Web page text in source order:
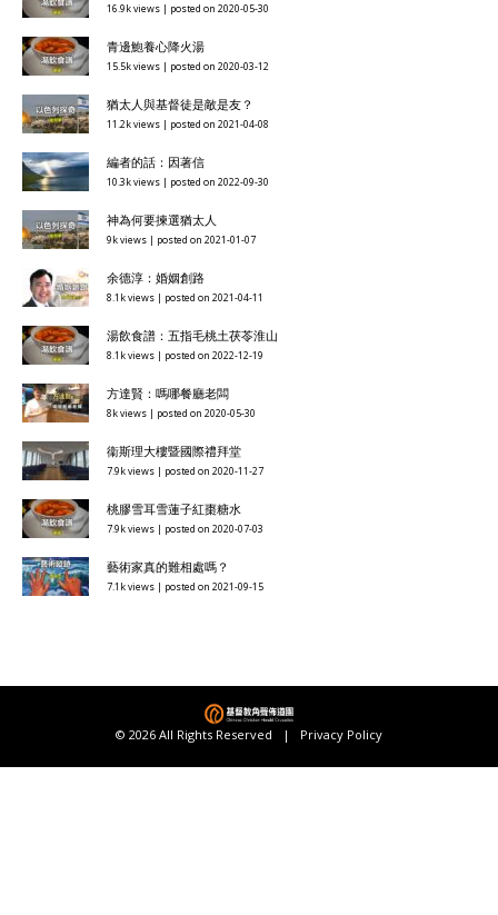
16.9k views | posted on 2020-05-30
青邊鮑養心降火湯
15.5k views | posted on 2020-03-12
猶太人與基督徒是敵是友？
11.2k views | posted on 2021-04-08
編者的話：因著信
10.3k views | posted on 2022-09-30
神為何要揀選猶太人
9k views | posted on 2021-01-07
余德淳：婚姻創路
8.1k views | posted on 2021-04-11
湯飲食譜：五指毛桃土茯苓淮山
8.1k views | posted on 2022-12-19
方達賢：嗎哪餐廳老闆
8k views | posted on 2020-05-30
衞斯理大樓暨國際禮拜堂
7.9k views | posted on 2020-11-27
桃膠雪耳雪蓮子紅棗糖水
7.9k views | posted on 2020-07-03
藝術家真的難相處嗎？
7.1k views | posted on 2021-09-15
© 2026 All Rights Reserved | Privacy Policy